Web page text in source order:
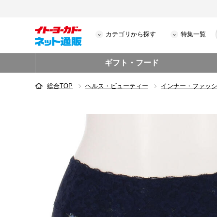
カテゴリから探す 特集一覧
ギフト・フード
総合TOP ヘルス・ビューティー インナー・ファッ